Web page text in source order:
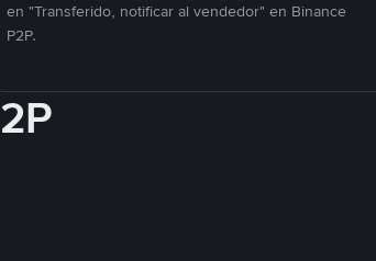
en "Transferido, notificar al vendedor" en Binance
P2P.